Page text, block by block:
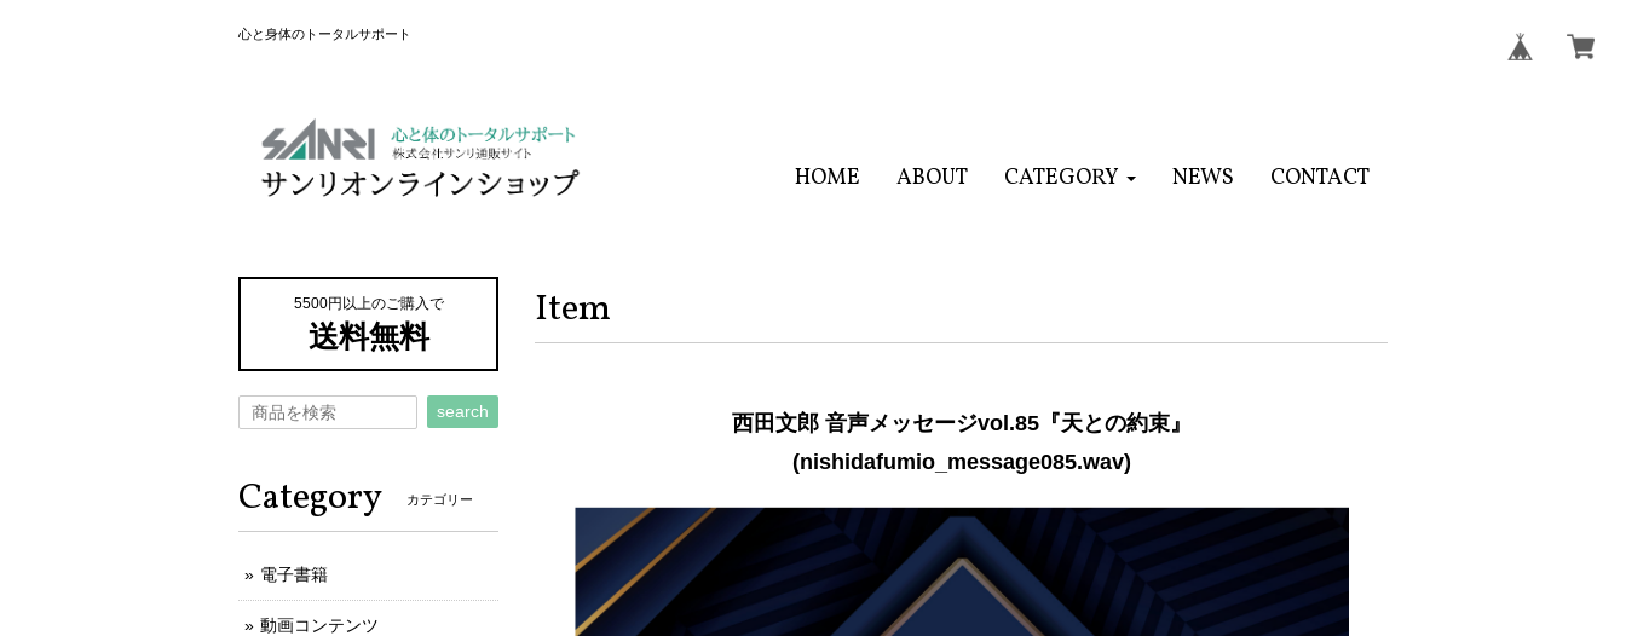
心と身体のトータルサポート
HOME ABOUT CATEGORY NEWS CONTACT
Item
西田文郎 音声メッセージvol.85『天との約束』
(nishidafumio_message085.wav)
5500円以上のご購入で
送料無料
search
Category カテゴリー
電子書籍
動画コンテンツ